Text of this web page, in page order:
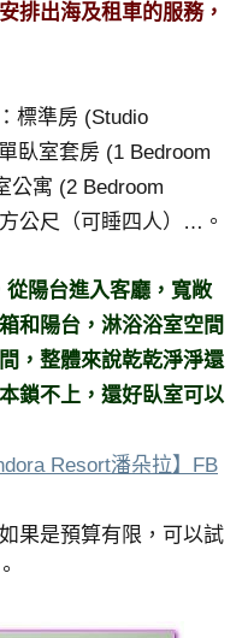
排出海及租車的服務，
標準房 (Studio
臥室套房 (1 Bedroom
公寓 (2 Bedroom
公尺（可睡四人）…。
陽台進入客廳，寬敞
和陽台，淋浴浴室空間
，整體來說乾乾淨淨還
鎖不上，還好臥室可以
Resort潘朵拉】FB
果是預算有限，可以試